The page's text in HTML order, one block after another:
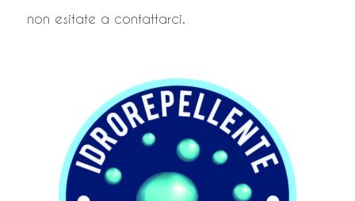
non esitate a contattarci.